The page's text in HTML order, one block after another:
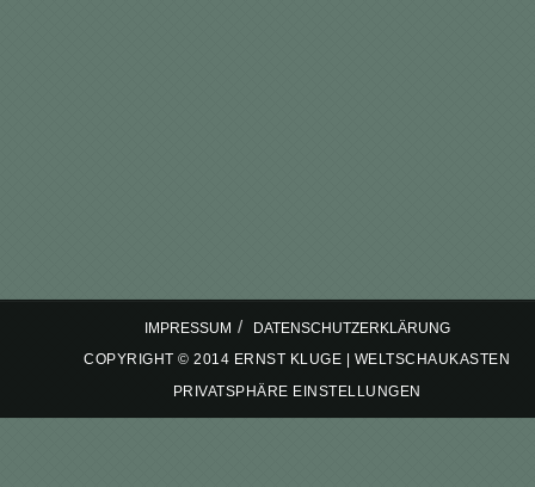
IMPRESSUM /
DATENSCHUTZERKLÄRUNG
COPYRIGHT © 2014 ERNST KLUGE | WELTSCHAUKASTEN
PRIVATSPHÄRE EINSTELLUNGEN